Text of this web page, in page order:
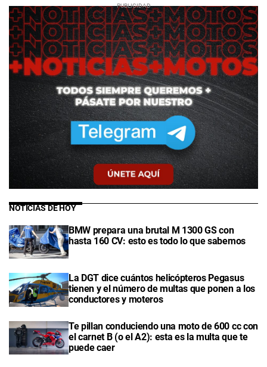
NOTICIAS DE HOY
BMW prepara una brutal M 1300 GS con
hasta 160 CV: esto es todo lo que sabemos
La DGT dice cuántos helicópteros Pegasus
tienen y el número de multas que ponen a los
conductores y moteros
Te pillan conduciendo una moto de 600 cc con
el carnet B (o el A2): esta es la multa que te
puede caer